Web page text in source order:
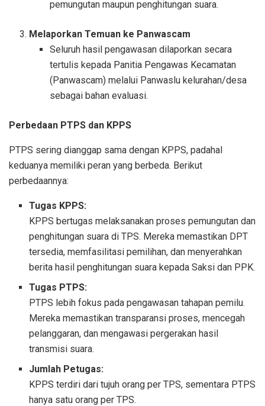
pemungutan maupun penghitungan suara.
Melaporkan Temuan ke Panwascam
Seluruh hasil pengawasan dilaporkan secara
tertulis kepada Panitia Pengawas Kecamatan
(Panwascam) melalui Panwaslu kelurahan/desa
sebagai bahan evaluasi.
Perbedaan PTPS dan KPPS
PTPS sering dianggap sama dengan KPPS, padahal
keduanya memiliki peran yang berbeda. Berikut
perbedaannya:
Tugas KPPS:
KPPS bertugas melaksanakan proses pemungutan dan
penghitungan suara di TPS. Mereka memastikan DPT
tersedia, memfasilitasi pemilihan, dan menyerahkan
berita hasil penghitungan suara kepada Saksi dan PPK.
Tugas PTPS:
PTPS lebih fokus pada pengawasan tahapan pemilu.
Mereka memastikan transparansi proses, mencegah
pelanggaran, dan mengawasi pergerakan hasil
transmisi suara.
Jumlah Petugas:
KPPS terdiri dari tujuh orang per TPS, sementara PTPS
hanya satu orang per TPS.